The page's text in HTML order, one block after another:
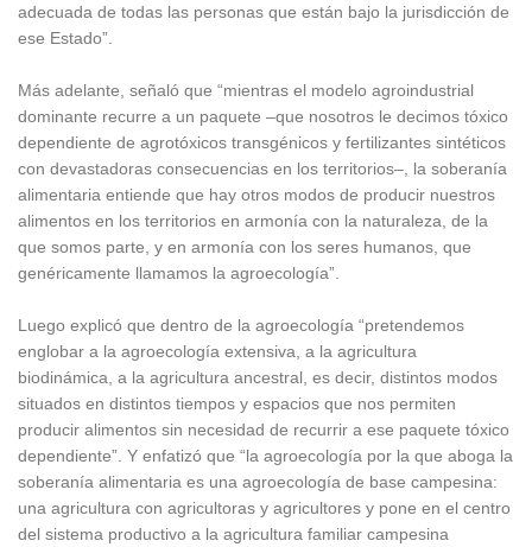
adecuada de todas las personas que están bajo la jurisdicción de
ese Estado”.
Más adelante, señaló que “mientras el modelo agroindustrial
dominante recurre a un paquete –que nosotros le decimos tóxico
dependiente de agrotóxicos transgénicos y fertilizantes sintéticos
con devastadoras consecuencias en los territorios–, la soberanía
alimentaria entiende que hay otros modos de producir nuestros
alimentos en los territorios en armonía con la naturaleza, de la
que somos parte, y en armonía con los seres humanos, que
genéricamente llamamos la agroecología”.
Luego explicó que dentro de la agroecología “pretendemos
englobar a la agroecología extensiva, a la agricultura
biodinámica, a la agricultura ancestral, es decir, distintos modos
situados en distintos tiempos y espacios que nos permiten
producir alimentos sin necesidad de recurrir a ese paquete tóxico
dependiente”. Y enfatizó que “la agroecología por la que aboga la
soberanía alimentaria es una agroecología de base campesina:
una agricultura con agricultoras y agricultores y pone en el centro
del sistema productivo a la agricultura familiar campesina